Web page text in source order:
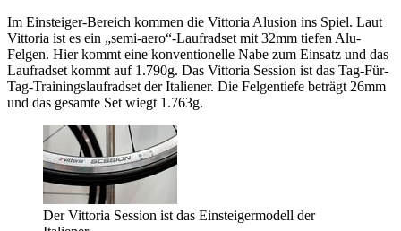
Im Einsteiger-Bereich kommen die Vittoria Alusion ins Spiel. Laut
Vittoria ist es ein „semi-aero“-Laufradset mit 32mm tiefen Alu-
Felgen. Hier kommt eine konventionelle Nabe zum Einsatz und das
Laufradset kommt auf 1.790g. Das Vittoria Session ist das Tag-Für-
Tag-Trainingslaufradset der Italiener. Die Felgentiefe beträgt 26mm
und das gesamte Set wiegt 1.763g.
Der Vittoria Session ist das Einsteigermodell der